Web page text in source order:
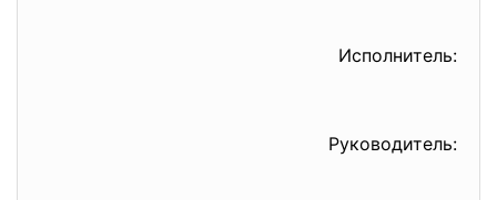
Исполнитель:
Руководитель: